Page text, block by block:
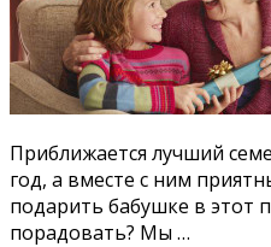
Приближается лучший
год, а вместе с ним
подарить бабушке в этот
порадовать? Мы …